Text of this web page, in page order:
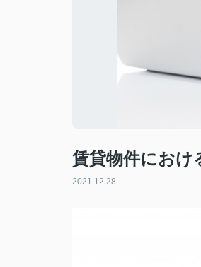
賃貸物件におけ
2021.12.28